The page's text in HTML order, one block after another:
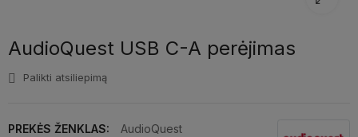
AudioQuest USB C-A perėjimas
Palikti atsiliepimą
PREKĖS ŽENKLAS: AudioQuest